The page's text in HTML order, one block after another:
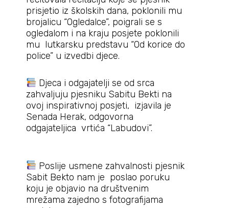
prisjetio iz školskih dana, poklonili mu
brojalicu “Ogledalce”, poigrali se s
ogledalom i na kraju posjete poklonili
mu lutkarsku predstavu “Od korice do
police” u izvedbi djece.
Djeca i odgajatelji se od srca
zahvaljuju pjesniku Sabitu Bekti na
ovoj inspirativnoj posjeti, izjavila je
Senada Herak, odgovorna
odgajateljica vrtića “Labudovi”.
Poslije usmene zahvalnosti pjesnik
Sabit Bekto nam je poslao poruku
koju je objavio na društvenim
mrežama zajedno s fotografijama